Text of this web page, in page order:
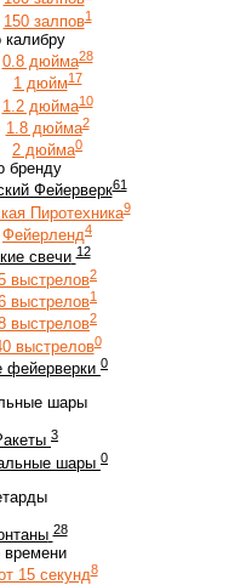
150 залпов1
калибру
0.8 дюйма28
1 дюйм17
1.2 дюйма10
1.8 дюйма2
2 дюйма0
бренду
Фейерверк61
Пиротехника9
Фейерленд4
свечи 12
выстрелов2
выстрелов1
выстрелов2
выстрелов0
фейерверки 0
шары
3
шары 0
28
времени
15 секунд8